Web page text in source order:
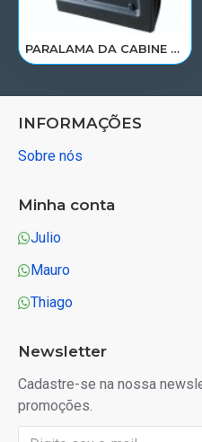
PARALAMA DA CABINE TRAS LD MB 2540 AXOR LD 9448800106
INFORMAÇÕES
Sobre nós
Minha conta
Julio
Mauro
Thiago
Newsletter
Cadastre-se na nossa
promoções.